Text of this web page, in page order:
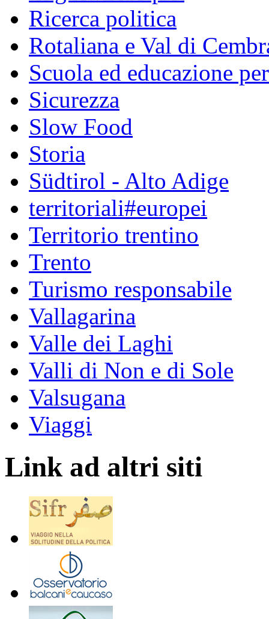
Ricerca politica
Rotaliana e Val di
Scuola ed educazione
Sicurezza
Slow Food
Storia
Südtirol - Alto Adige
territoriali#europei
Territorio trentino
Trento
Turismo responsabile
Vallagarina
Valle dei Laghi
Valli di Non e di Sole
Valsugana
Viaggi
Link ad altri siti